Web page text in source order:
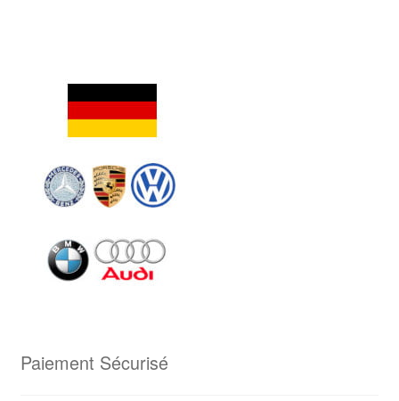
Paiement Sécurisé